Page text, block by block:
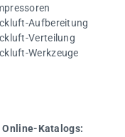
Aufbereitung
Verteilung
Werkzeuge
Online-Katalogs: